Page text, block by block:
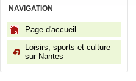
NAVIGATION
Page d'accueil
Loisirs, sports et culture
sur Nantes